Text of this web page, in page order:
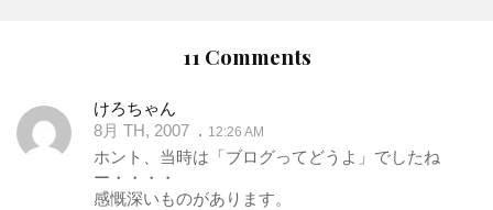
11 Comments
けろちゃん
8月 TH, 2007
12:26 AM
ホント、当時は「ブログってどうよ」でしたね
ー・・・・
感慨深いものがあります。